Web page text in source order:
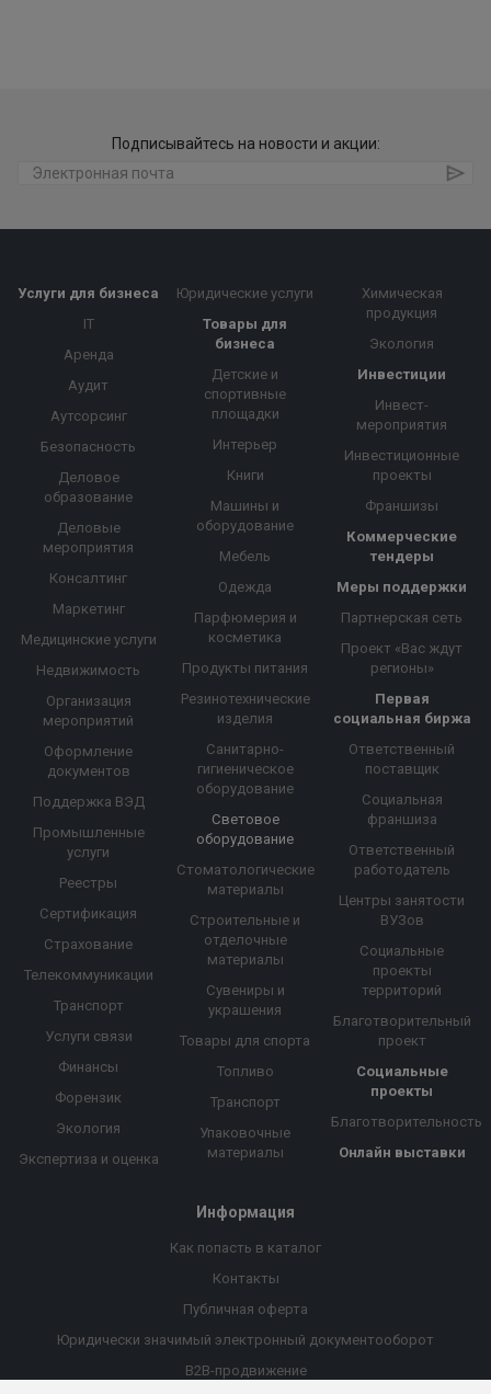
Подписывайтесь на новости и акции:
Услуги для бизнеса
IT
Аренда
Аудит
Аутсорсинг
Безопасность
Деловое
образование
Деловые
мероприятия
Консалтинг
Маркетинг
Медицинские услуги
Недвижимость
Организация
мероприятий
Оформление
документов
Поддержка ВЭД
Промышленные
услуги
Реестры
Сертификация
Страхование
Телекоммуникации
Транспорт
Услуги связи
Финансы
Форензик
Экология
Экспертиза и оценка
Юридические услуги
Товары для
бизнеса
Детские и
спортивные
площадки
Интерьер
Книги
Машины и
оборудование
Мебель
Одежда
Парфюмерия и
косметика
Продукты питания
Резинотехнические
изделия
Санитарно-
гигиеническое
оборудование
Световое
оборудование
Стоматологические
материалы
Строительные и
отделочные
материалы
Сувениры и
украшения
Товары для спорта
Топливо
Транспорт
Упаковочные
материалы
Химическая
продукция
Экология
Инвестиции
Инвест-
мероприятия
Инвестиционные
проекты
Франшизы
Коммерческие
тендеры
Меры поддержки
Партнерская сеть
Проект «Вас ждут
регионы»
Первая
социальная биржа
Ответственный
поставщик
Социальная
франшиза
Ответственный
работодатель
Центры занятости
ВУЗов
Социальные
проекты
территорий
Благотворительный
проект
Социальные
проекты
Благотворительность
Онлайн выставки
Информация
Как попасть в каталог
Контакты
Публичная оферта
Юридически значимый электронный документооборот
B2B-продвижение